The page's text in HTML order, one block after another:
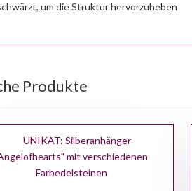
um die Struktur hervorzuheben
Produkte